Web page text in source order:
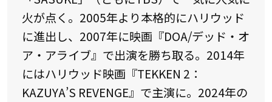
火が点く。2005年より本格的にハリウッド
に進出し、2007年に映画『DOA/デッド・オ
ア・アライブ』で出演を勝ち取る。2014年
にはハリウッド映画『TEKKEN 2：
KAZUYA’S REVENGE』で主演に。2024年の